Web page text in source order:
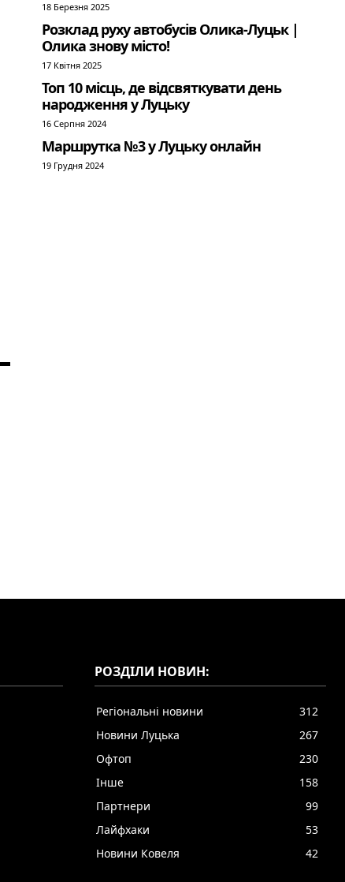
18 Березня 2025
Розклад руху автобусів Олика-Луцьк |
Олика знову місто!
17 Квітня 2025
Топ 10 місць, де відсвяткувати день
народження у Луцьку
16 Серпня 2024
Маршрутка №3 у Луцьку онлайн
19 Грудня 2024
РОЗДІЛИ НОВИН:
Регіональні новини
312
Новини Луцька
267
Офтоп
230
Інше
158
Партнери
99
Лайфхаки
53
Новини Ковеля
42